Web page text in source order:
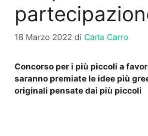
18 Marzo 2022 di Carla Carro
Concorso per i più piccoli a
saranno premiate le idee più
originali pensate dai più piccoli